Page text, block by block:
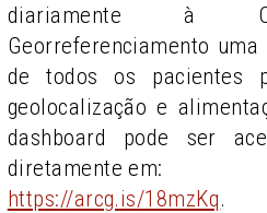
diariamente à
Georreferenciamento
de todos os pacientes
geolocalização e
dashboard pode ser
diretamente em:
https://arcg.is/18mzKq.